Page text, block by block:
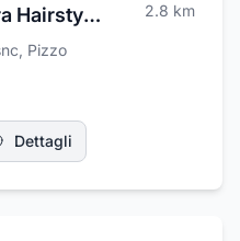
Miriam Augliera Hairstylist 2.8 km
, Pizzo
Dettagli